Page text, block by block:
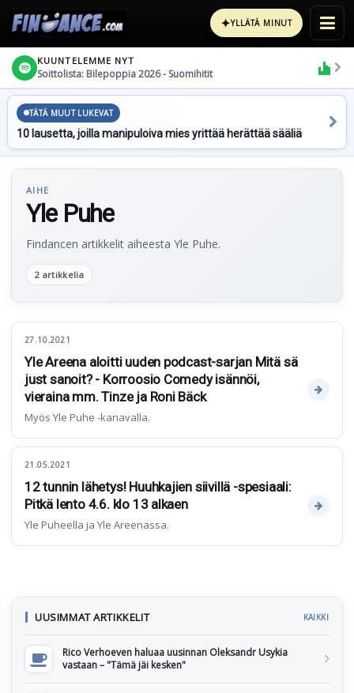
✦YLLÄTÄ MINUT
KUUNTELEMME NYT
Soittolista: Bilepoppia 2026 - Suomihitit
TÄTÄ MUUT LUKEVAT
10 lausetta, joilla manipuloiva mies yrittää herättää sääliä
AIHE
Yle Puhe
Findancen artikkelit aiheesta Yle Puhe.
2 artikkelia
27.10.2021
Yle Areena aloitti uuden podcast-sarjan Mitä sä
just sanoit? - Korroosio Comedy isännöi,
vieraina mm. Tinze ja Roni Bäck
Myös Yle Puhe -kanavalla.
21.05.2021
12 tunnin lähetys! Huuhkajien siivillä -spesiaali:
Pitkä lento 4.6. klo 13 alkaen
Yle Puheella ja Yle Areenassa.
UUSIMMAT ARTIKKELIT KAIKKI
Rico Verhoeven haluaa uusinnan Oleksandr Usykia
vastaan – "Tämä jäi kesken"